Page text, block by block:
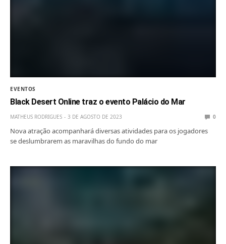
EVENTOS
Black Desert Online traz o evento Palácio do Mar
MATHEUS RODRIGUES 3 DE AGOSTO DE 2023 0
Nova atração acompanhará diversas atividades para os jogadores
se deslumbrarem as maravilhas do fundo do mar